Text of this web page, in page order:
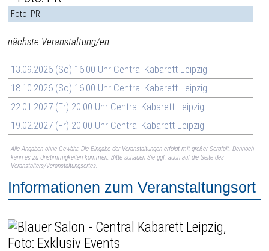
Foto: PR
nächste Veranstaltung/en:
13.09.2026 (So) 16:00 Uhr Central Kabarett Leipzig
18.10.2026 (So) 16:00 Uhr Central Kabarett Leipzig
22.01.2027 (Fr) 20:00 Uhr Central Kabarett Leipzig
19.02.2027 (Fr) 20:00 Uhr Central Kabarett Leipzig
Alle Angaben ohne Gewähr. Die Eingabe der Veranstaltungen erfolgt mit großer Sorgfalt. Dennoch
kann es zu Unstimmigkeiten kommen. Bitte schauen Sie ggf. auch auf die Seite des
Veranstalters/Veranstaltungsortes.
Informationen zum Veranstaltungsort